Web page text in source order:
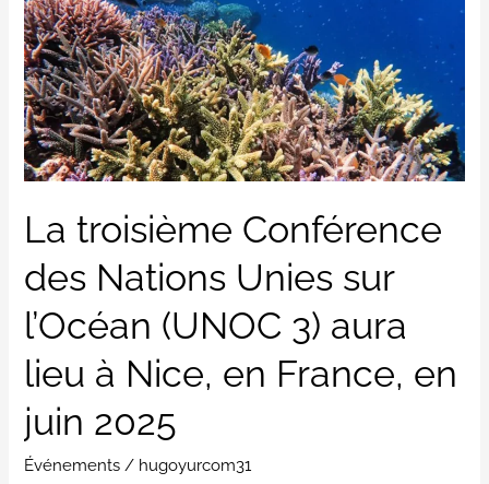
La troisième Conférence
des Nations Unies sur
l’Océan (UNOC 3) aura
lieu à Nice, en France, en
juin 2025
Événements / hugoyurcom31
Conférence
des
Nations
Unies
sur
l’Océan
(UNOC
aura
lieu
Nice,
en
France,
en
juin
2025